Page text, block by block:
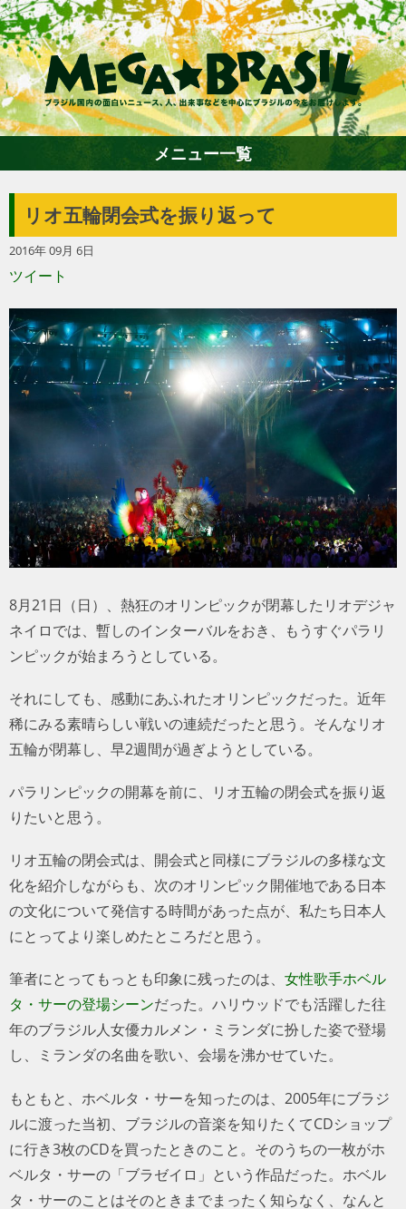
ホーム
エンターテイメント
グルメ
トラベル
サッカー
PEOPLE
ビジネス
コラム
メニュー一覧
リオ五輪閉会式を振り返って
2016年 09月 6日
ツイート
8月21日（日）、熱狂のオリンピックが閉幕したリオデジャ
ネイロでは、暫しのインターバルをおき、もうすぐパラリ
ンピックが始まろうとしている。
それにしても、感動にあふれたオリンピックだった。近年
稀にみる素晴らしい戦いの連続だったと思う。そんなリオ
五輪が閉幕し、早2週間が過ぎようとしている。
パラリンピックの開幕を前に、リオ五輪の閉会式を振り返
りたいと思う。
リオ五輪の閉会式は、開会式と同様にブラジルの多様な文
化を紹介しながらも、次のオリンピック開催地である日本
の文化について発信する時間があった点が、私たち日本人
にとってより楽しめたところだと思う。
筆者にとってもっとも印象に残ったのは、 女性歌手ホベル
タ・サーの登場シーンだった。ハリウッドでも活躍した往
年のブラジル人女優カルメン・ミランダに扮した姿で登場
し、ミランダの名曲を歌い、会場を沸かせていた。
もともと、ホベルタ・サーを知ったのは、2005年にブラジ
ルに渡った当初、ブラジルの音楽を知りたくてCDショップ
に行き3枚のCDを買ったときのこと。そのうちの一枚がホ
ベルタ・サーの「ブラゼイロ」という作品だった。ホベル
タ・サーのことはそのときまでまったく知らなく、なんと